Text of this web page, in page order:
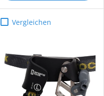
Vergleichen